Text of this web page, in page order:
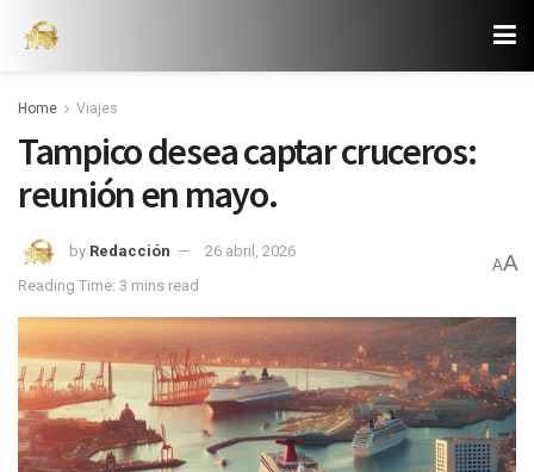
Home Viajes
Tampico desea captar cruceros:
reunión en mayo.
by Redacción
26 abril, 2026
Reading Time: 3 mins read
AA